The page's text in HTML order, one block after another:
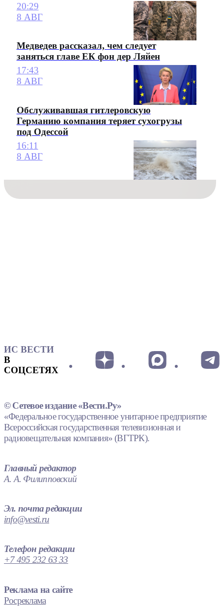
20:29
8 АВГ
Медведев рассказал, чем следует
заняться главе ЕК фон дер Ляйен
17:43
8 АВГ
Обслуживавшая гитлеровскую
Германию компания теряет сухогрузы
под Одессой
16:11
8 АВГ
ИС ВЕСТИ
В
СОЦСЕТЯХ
© Сетевое издание «Вести.Ру»
«Федеральное государственное унитарное предприятие
Всероссийская государственная телевизионная и
радиовещательная компания» (ВГТРК).
Главный редактор
А. А. Филипповский
Эл. почта редакции
info@vesti.ru
Телефон редакции
+7 495 232 63 33
Реклама на сайте
Росреклама